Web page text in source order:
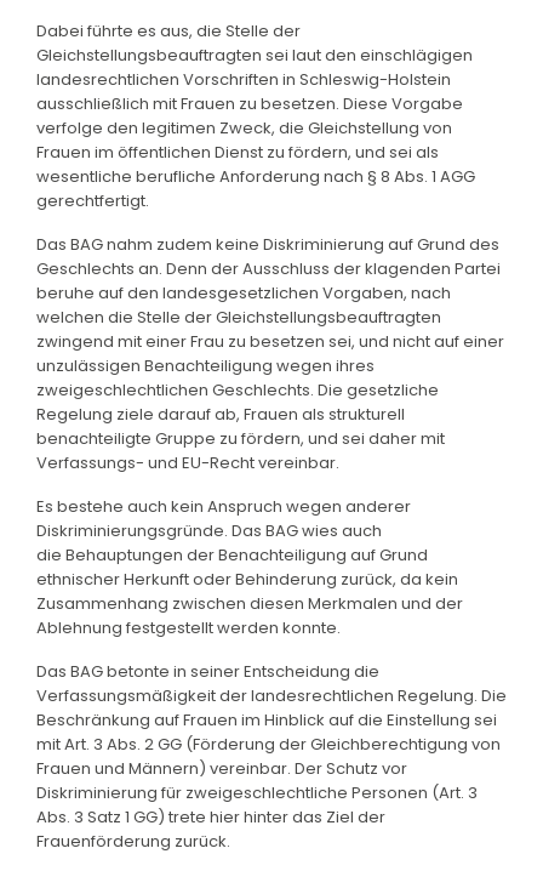
Dabei führte es aus, die Stelle der
Gleichstellungsbeauftragten sei laut den einschlägigen
landesrechtlichen Vorschriften in Schleswig-Holstein
ausschließlich mit Frauen zu besetzen. Diese Vorgabe
verfolge den legitimen Zweck, die Gleichstellung von
Frauen im öffentlichen Dienst zu fördern, und sei als
wesentliche berufliche Anforderung nach § 8 Abs. 1 AGG
gerechtfertigt.
Das BAG nahm zudem keine Diskriminierung auf Grund des
Geschlechts an. Denn der Ausschluss der klagenden Partei
beruhe auf den landesgesetzlichen Vorgaben, nach
welchen die Stelle der Gleichstellungsbeauftragten
zwingend mit einer Frau zu besetzen sei, und nicht auf einer
unzulässigen Benachteiligung wegen ihres
zweigeschlechtlichen Geschlechts. Die gesetzliche
Regelung ziele darauf ab, Frauen als strukturell
benachteiligte Gruppe zu fördern, und sei daher mit
Verfassungs- und EU-Recht vereinbar.
Es bestehe auch kein Anspruch wegen anderer
Diskriminierungsgründe. Das BAG wies auch
die Behauptungen der Benachteiligung auf Grund
ethnischer Herkunft oder Behinderung zurück, da kein
Zusammenhang zwischen diesen Merkmalen und der
Ablehnung festgestellt werden konnte.
Das BAG betonte in seiner Entscheidung die
Verfassungsmäßigkeit der landesrechtlichen Regelung. Die
Beschränkung auf Frauen im Hinblick auf die Einstellung sei
mit Art. 3 Abs. 2 GG (Förderung der Gleichberechtigung von
Frauen und Männern) vereinbar. Der Schutz vor
Diskriminierung für zweigeschlechtliche Personen (Art. 3
Abs. 3 Satz 1 GG) trete hier hinter das Ziel der
Frauenförderung zurück.